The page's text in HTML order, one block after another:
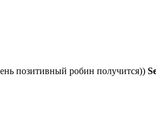
позитивный робин получится))